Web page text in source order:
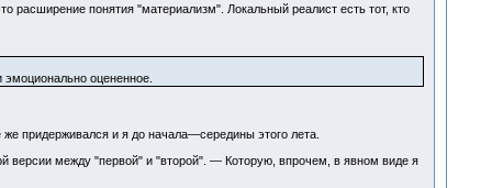
понятия "материализм". Локальный реалист есть тот, кто
оцененное.
придерживался и я до начала—середины этого лета.
версии между "первой" и "второй". — Которую, впрочем, в явном виде я